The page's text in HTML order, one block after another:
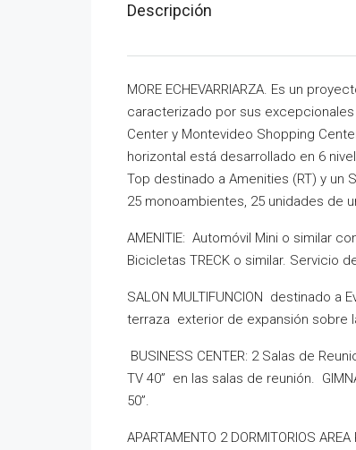
Descripción
MORE ECHEVARRIARZA. Es un
caracterizado por sus
Center y Montevideo Shopping
horizontal está desarrollado en 6
Top destinado a Amenities (RT) y un
25 monoambientes, 25 unidades de
AMENITIE: Automóvil Mini o similar
Bicicletas TRECK o similar. Servicio
SALON MULTIFUNCION destinado a
terraza exterior de expansión sobre
BUSINESS CENTER: 2 Salas de
TV 40” en las salas de reunión.
50”.
APARTAMENTO 2 DORMITORIOS